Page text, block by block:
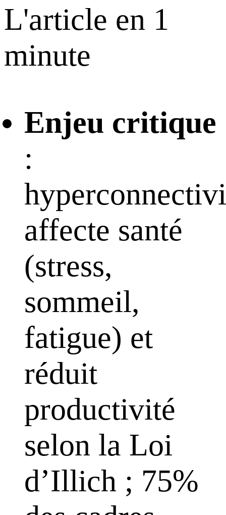
L'article en 1
minute
Enjeu critique
:
affecte santé
(stress,
sommeil,
fatigue) et
réduit
productivité
selon la Loi
d’Illich ; 75%